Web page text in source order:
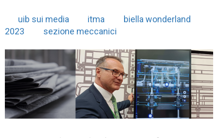
uib sui media itma
biella wonderland
2023
sezione meccanici